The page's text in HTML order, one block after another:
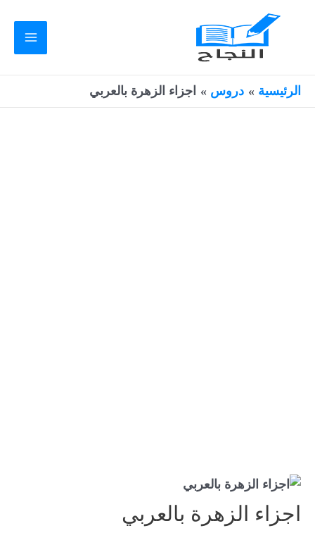
الرئيسية دروس اجزاء الزهرة بالعربي
اجزاء الزهرة بالعربي